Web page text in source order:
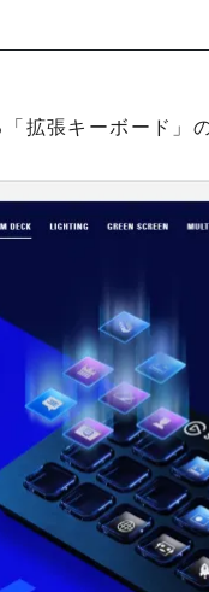
拡張キーボード」の